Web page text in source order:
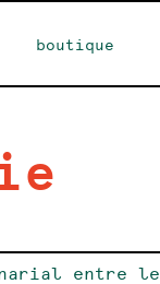
boutique
entre